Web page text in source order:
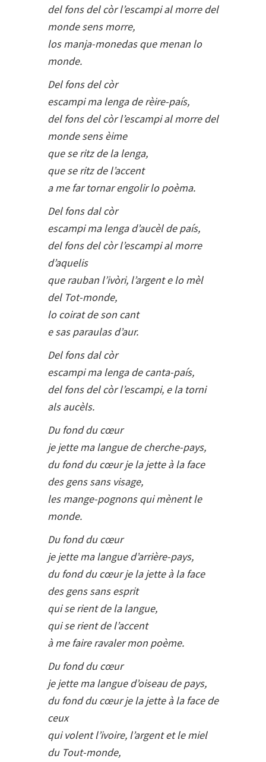
del fons del còr l’escampi al morre del
monde sens morre,
los manja-monedas que menan lo
monde.
Del fons del còr
escampi ma lenga de rèire-país,
del fons del còr l’escampi al morre del
monde sens èime
que se ritz de la lenga,
que se ritz de l’accent
a me far tornar engolir lo poèma.
Del fons dal còr
escampi ma lenga d’aucèl de país,
del fons del còr l’escampi al morre
d’aquelis
que rauban l’ivòri, l’argent e lo mèl
del Tot-monde,
lo coirat de son cant
e sas paraulas d’aur.
Del fons dal còr
escampi ma lenga de canta-país,
del fons del còr l’escampi, e la torni
als aucèls.
Du fond du cœur
je jette ma langue de cherche-pays,
du fond du cœur je la jette à la face
des gens sans visage,
les mange-pognons qui mènent le
monde.
Du fond du cœur
je jette ma langue d’arrière-pays,
du fond du cœur je la jette à la face
des gens sans esprit
qui se rient de la langue,
qui se rient de l’accent
à me faire ravaler mon poème.
Du fond du cœur
je jette ma langue d’oiseau de pays,
du fond du cœur je la jette à la face de
ceux
qui volent l’ivoire, l’argent et le miel
du Tout-monde,